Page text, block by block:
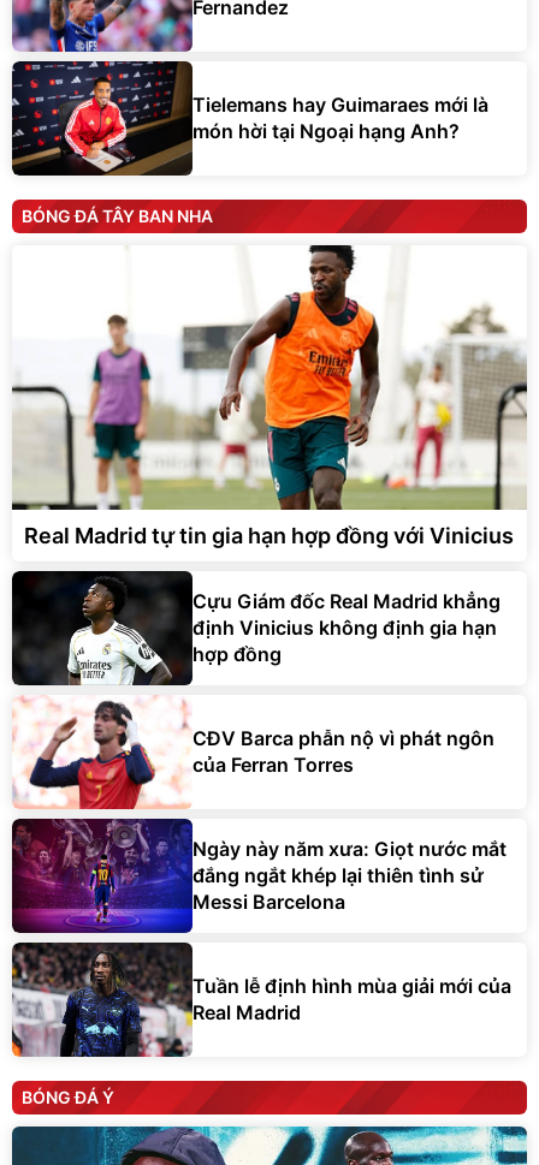
Fernandez
Tielemans hay Guimaraes mới là
món hời tại Ngoại hạng Anh?
BÓNG ĐÁ TÂY BAN NHA
Real Madrid tự tin gia hạn hợp đồng với Vinicius
Cựu Giám đốc Real Madrid khẳng
định Vinicius không định gia hạn
hợp đồng
CĐV Barca phẫn nộ vì phát ngôn
của Ferran Torres
Ngày này năm xưa: Giọt nước mắt
đắng ngắt khép lại thiên tình sử
Messi Barcelona
Tuần lễ định hình mùa giải mới của
Real Madrid
BÓNG ĐÁ Ý